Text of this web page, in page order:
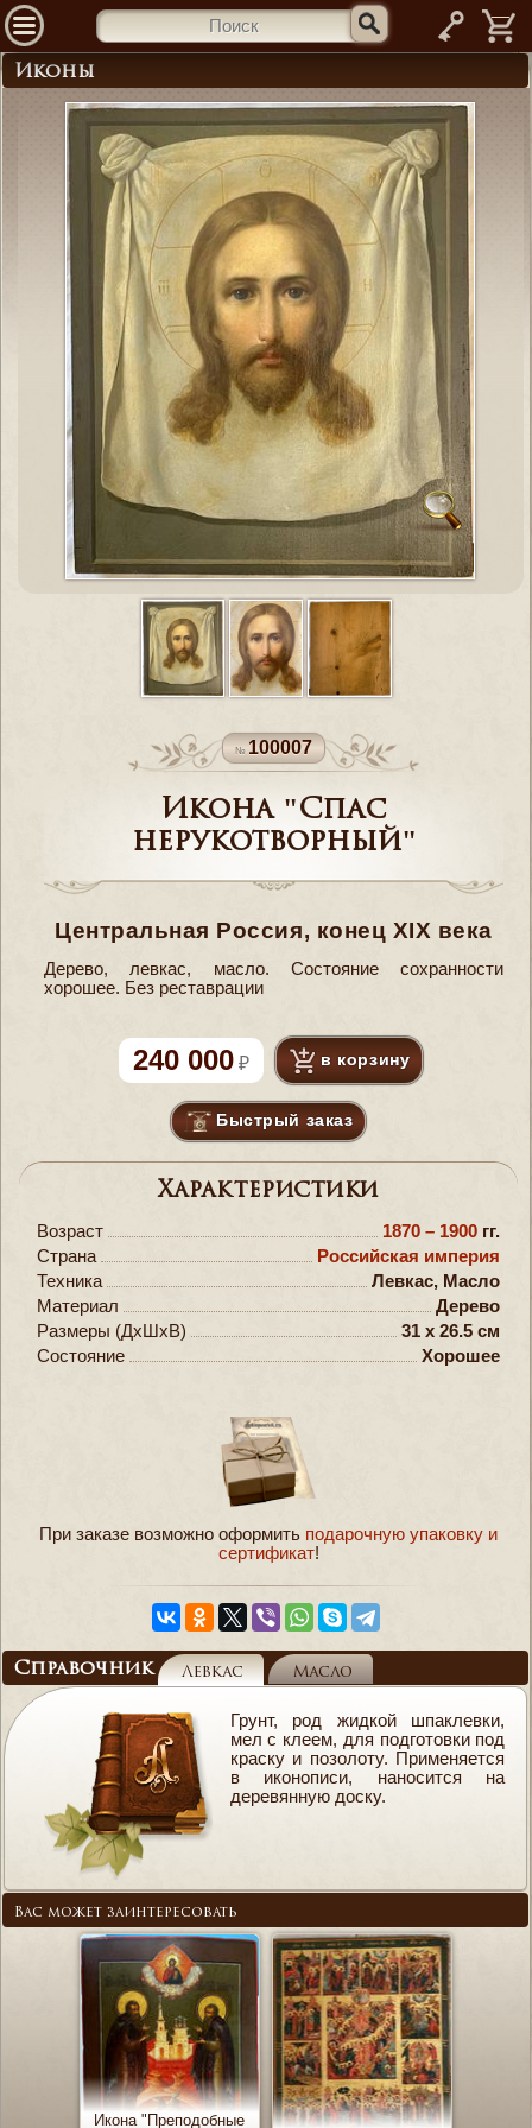
—
Иконы
100007
Икона "Спас
нерукотворный"
Центральная Россия, конец XIX века
Дерево, левкас, масло. Состояние сохранности
хорошее. Без реставрации
240 000 в корзину
Быстрый заказ
Характеристики
Возраст 1870 – 1900 гг.
Страна
Российская империя
Техника
Левкас, Масло
Материал
Дерево
Размеры (ДxШxВ)
31 x 26.5 см
Состояние
Хорошее
При заказе возможно оформить подарочную упаковку и
сертификат!
Справочник Левкас Масло
Грунт, род жидкой шпаклевки,
мел с клеем, для подготовки под
краску и позолоту. Применяется
в иконописи, наносится на
деревянную доску.
Вас может заинтересовать
Икона "Преподобные